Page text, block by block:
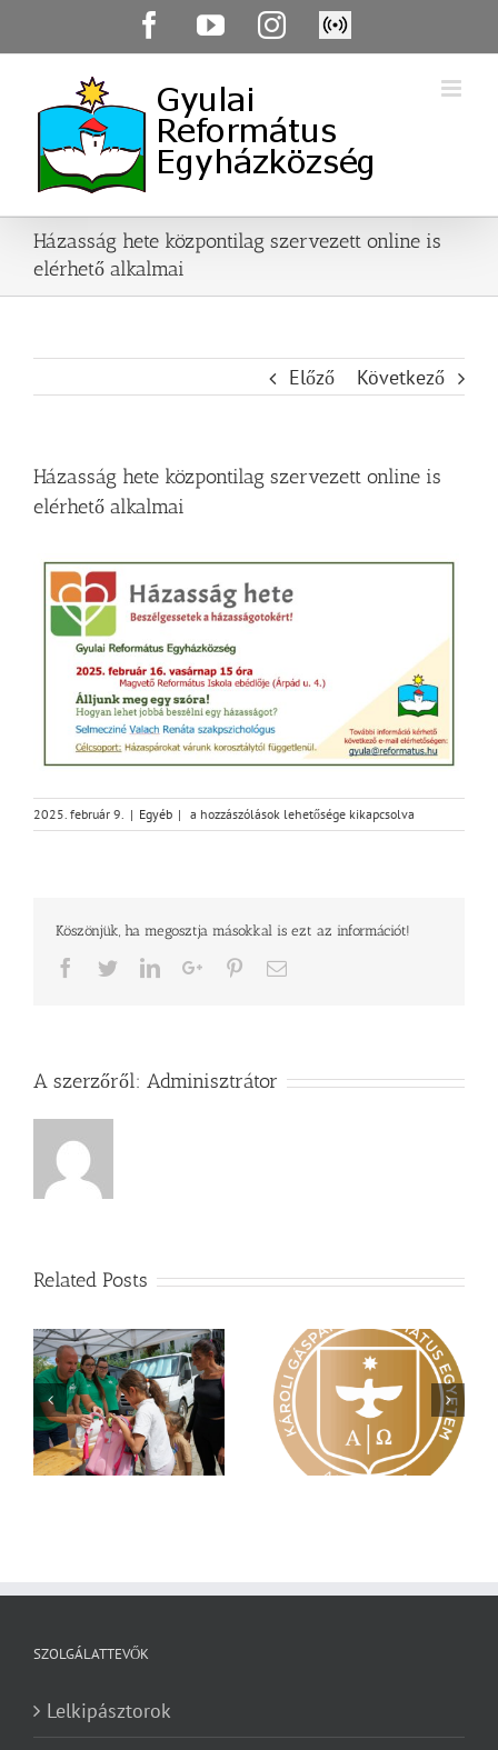
FacebookYouTubeInstagram
Élő
közvetítés
Házasság hete központilag szervezett online is
elérhető alkalmai
Előző Következő
Házasság hete központilag szervezett online is
elérhető alkalmai
2025. február 9. | Egyéb | Házasság
hete
elérhető
bejegyzéshez
a hozzászólások lehetősége kikapcsolva
Köszönjük, ha megosztja másokkal is ezt az információt!
Facebook
TwitterLinkedInGoogle+PinterestEmail
A szerzőről: Adminisztrátor
Related Posts
Nagy érdeklődés övezi
a Károli képzéseit
Vasárnapi üzenet –
Zsoltárok 149
SZOLGÁLATTEVŐK
Lelkipásztorok